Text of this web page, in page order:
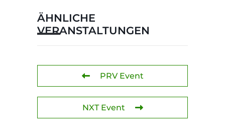
ÄHNLICHE
VERANSTALTUNGEN
PRV Event
NXT Event